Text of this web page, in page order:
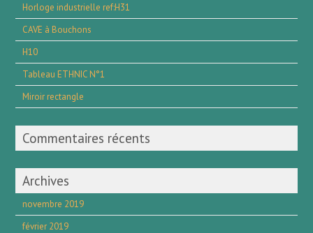
Horloge industrielle ref:H31
CAVE à Bouchons
H10
Tableau ETHNIC N°1
Miroir rectangle
Commentaires récents
Archives
novembre 2019
février 2019